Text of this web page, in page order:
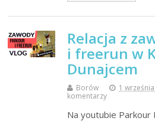
Relacja z
i freerun w
Dunajcem
Borów 1
komentarzy
Na youtubie